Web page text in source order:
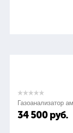
Газоанализатор
34 500 руб.